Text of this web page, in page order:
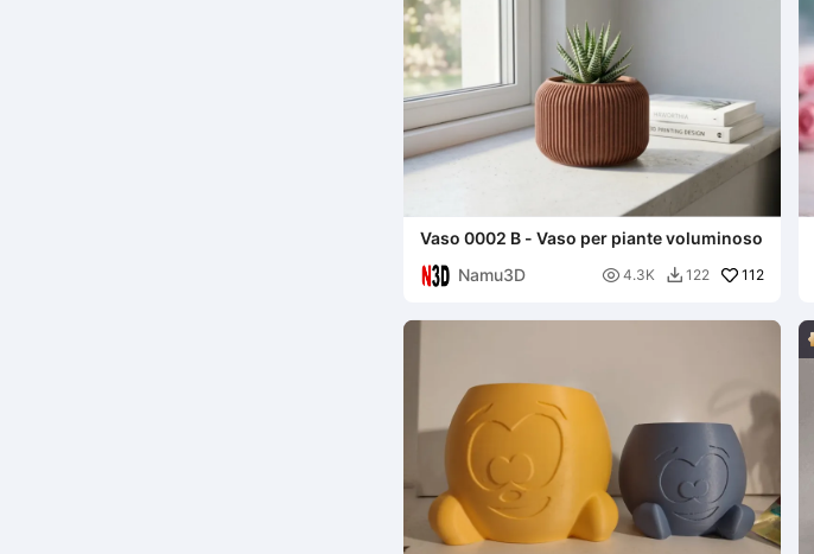
Vaso 0002 B - Vaso per piante voluminoso
Namu3D
 4.3K  122 112